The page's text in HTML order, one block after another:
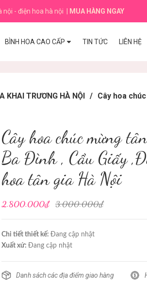
- điện hoa hà nội MUA HÀNG NGAY
BÌNH HOA CAO CẤP TIN TỨC LIÊN HỆ
KHAI TRƯƠNG HÀ NỘI / Cây hoa
Cây hoa chúc mừng
Ba Đình , Cầu Giấy
hoa tân gia Hà Nội
2.800.000₫ 3.000.000₫
Chi tiết thiết kế: Đang cập nhật
Xuất xứ: Đang cập nhật
Danh sách các địa điểm giao hàng